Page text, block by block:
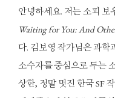
안녕하세요. 저는 소피 보
Waiting for You: And
다. 김보영 작가님은 과학
소수자를 중심으로 두는
상한, 정말 멋진 한국 SF